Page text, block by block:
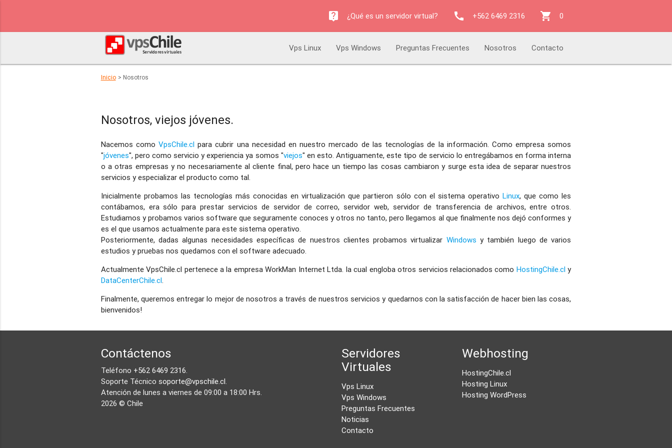
live_help ¿Qué es un servidor virtual? call +562 6469 2316 shopping_cart 0
Vps Linux Vps Windows Preguntas Frecuentes Nosotros Contacto
Inicio > Nosotros
Nosotros, viejos jóvenes.
Nacemos comoVpsChile.cl para cubrir una necesidad en nuestro mercado de las tecnologías de la información. Como empresa somos
"jóvenes", pero como servicio y experiencia ya somos "viejos" en esto. Antiguamente, este tipo de servicio lo entregábamos en forma interna
o a otras empresas y no necesariamente al cliente final, pero hace un tiempo las cosas cambiaron y surge esta idea de separar nuestros
servicios y especializar el producto como tal.
Inicialmente probamos las tecnologías más conocidas en virtualización que partieron sólo con el sistema operativoLinux, que como les
contábamos, era sólo para prestar servicios de servidor de correo, servidor web, servidor de transferencia de archivos, entre otros.
Estudiamos y probamos varios software que seguramente conoces y otros no tanto, pero llegamos al que finalmente nos dejó conformes y
es el que usamos actualmente para este sistema operativo.
Posteriormente, dadas algunas necesidades específicas de nuestros clientes probamos virtualizar Windows y también luego de varios
estudios y pruebas nos quedamos con el software adecuado.
Actualmente VpsChile.cl pertenece a la empresa WorkMan Internet Ltda. la cual engloba otros servicios relacionados como HostingChile.cly
DataCenterChile.cl.
Finalmente, queremos entregar lo mejor de nosotros a través de nuestros servicios y quedarnos con la satisfacción de hacer bien las cosas,
bienvenidos!
Contáctenos
Teléfono +562 6469 2316.
Soporte Técnico soporte@vpschile.cl.
Atención de lunes a viernes de 09:00 a 18:00 Hrs.
2026 © Chile
Servidores
Virtuales
Vps Linux
Vps Windows
Preguntas Frecuentes
Noticias
Contacto
Webhosting
HostingChile.cl
Hosting Linux
Hosting WordPress